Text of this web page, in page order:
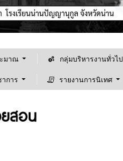
มาณ กลุ่มบริหารงานทั่วไป
การ รายงานการนิเทศ
สอน